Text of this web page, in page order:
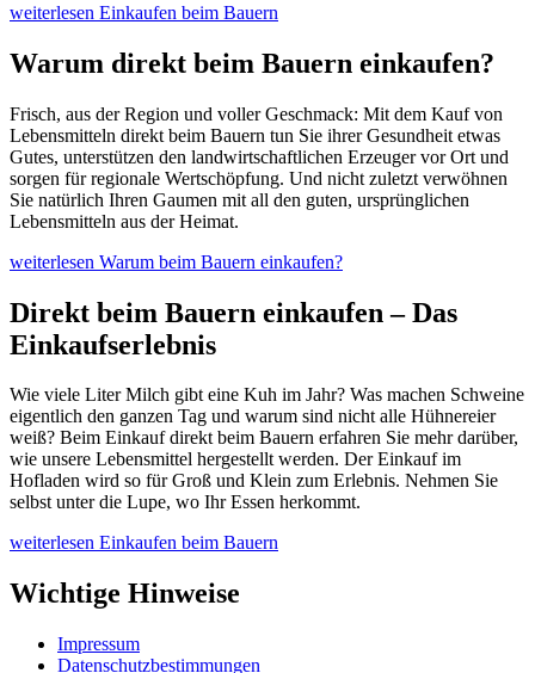
weiterlesen Einkaufen beim Bauern
Warum direkt beim Bauern einkaufen?
Frisch, aus der Region und voller Geschmack: Mit dem Kauf von
Lebensmitteln direkt beim Bauern tun Sie ihrer Gesundheit etwas
Gutes, unterstützen den landwirtschaftlichen Erzeuger vor Ort und
sorgen für regionale Wertschöpfung. Und nicht zuletzt verwöhnen
Sie natürlich Ihren Gaumen mit all den guten, ursprünglichen
Lebensmitteln aus der Heimat.
weiterlesen Warum beim Bauern einkaufen?
Direkt beim Bauern einkaufen – Das
Einkaufserlebnis
Wie viele Liter Milch gibt eine Kuh im Jahr? Was machen Schweine
eigentlich den ganzen Tag und warum sind nicht alle Hühnereier
weiß? Beim Einkauf direkt beim Bauern erfahren Sie mehr darüber,
wie unsere Lebensmittel hergestellt werden. Der Einkauf im
Hofladen wird so für Groß und Klein zum Erlebnis. Nehmen Sie
selbst unter die Lupe, wo Ihr Essen herkommt.
weiterlesen Einkaufen beim Bauern
Wichtige Hinweise
Impressum
Datenschutzbestimmungen